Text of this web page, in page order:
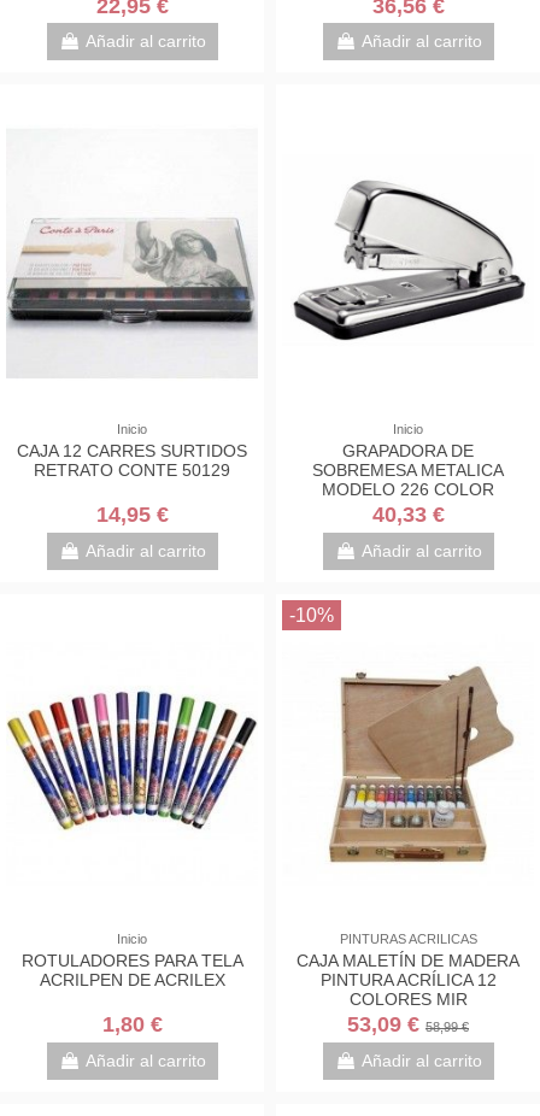
22,95 €
Añadir al carrito
36,56 €
Añadir al carrito
Inicio
CAJA 12 CARRES SURTIDOS
RETRATO CONTE 50129
14,95 €
Añadir al carrito
Inicio
GRAPADORA DE
SOBREMESA METALICA
MODELO 226 COLOR
CROMADA PETRUS 44709
40,33 €
Añadir al carrito
Inicio
ROTULADORES PARA TELA
ACRILPEN DE ACRILEX
1,80 €
Añadir al carrito
-10%
PINTURAS ACRILICAS
CAJA MALETÍN DE MADERA
PINTURA ACRÍLICA 12
COLORES MIR
53,09 € 58,99 €
Añadir al carrito